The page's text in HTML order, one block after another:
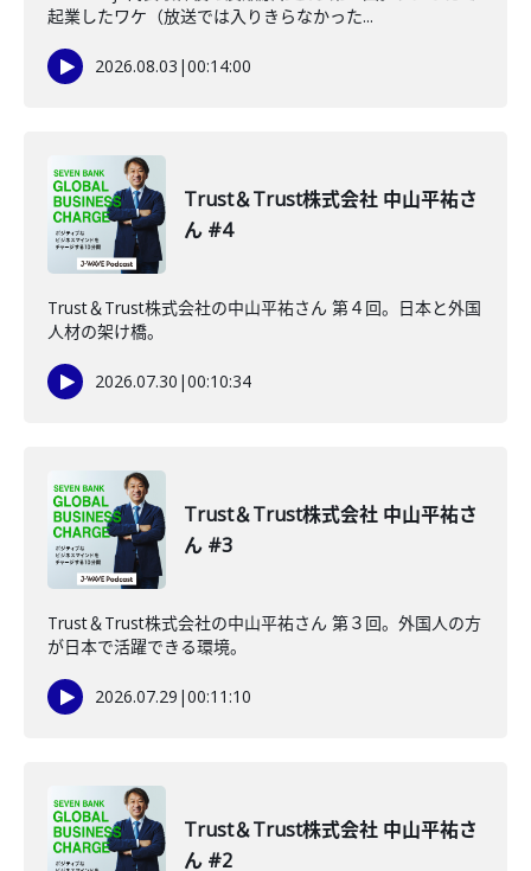
起業したワケ（放送では入りきらなかった...
2026.08.03 |00:14:00
Trust＆Trust株式会社 中山平祐さ
ん #4
Trust＆Trust株式会社の中山平祐さん 第４回。日本と外国
人材の架け橋。
2026.07.30 |00:10:34
Trust＆Trust株式会社 中山平祐さ
ん #3
Trust＆Trust株式会社の中山平祐さん 第３回。外国人の方
が日本で活躍できる環境。
2026.07.29 |00:11:10
Trust＆Trust株式会社 中山平祐さ
ん #2